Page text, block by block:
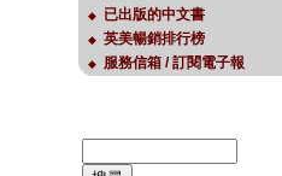
◆ 已出版的中文書
◆ 英美暢銷排行榜
◆ 服務信箱 / 訂閱電子報